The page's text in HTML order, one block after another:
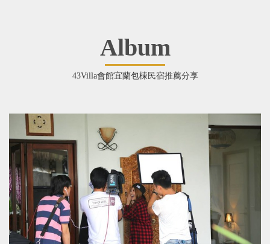
Album
43Villa會館宜蘭包棟民宿推薦分享